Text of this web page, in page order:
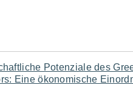
Potenziale des
Eine ökonomische